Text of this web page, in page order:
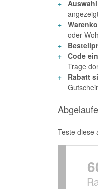
oder
Code
Trage
Rabatt
Teste diese